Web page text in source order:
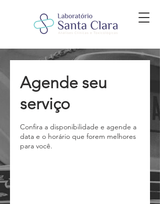
Agende seu
serviço
Confira a disponibilidade e agende a
data e o horário que forem melhores
para você.